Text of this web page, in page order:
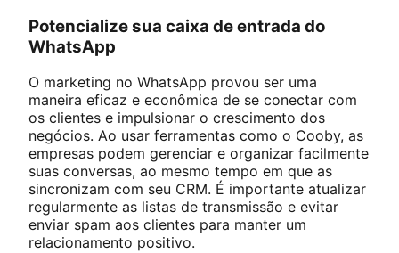
Potencialize sua caixa de entrada do
WhatsApp
O marketing no WhatsApp provou ser uma
maneira eficaz e econômica de se conectar com
os clientes e impulsionar o crescimento dos
negócios. Ao usar ferramentas como o Cooby, as
empresas podem gerenciar e organizar facilmente
suas conversas, ao mesmo tempo em que as
sincronizam com seu CRM. É importante atualizar
regularmente as listas de transmissão e evitar
enviar spam aos clientes para manter um
relacionamento positivo.